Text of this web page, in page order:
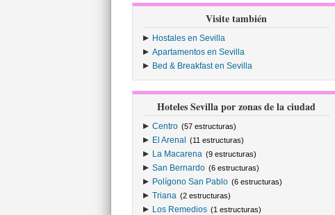
Visite también
Hostales en Sevilla
Apartamentos en Sevilla
Bed & Breakfast en Sevilla
Hoteles Sevilla por zonas de la ciudad
Centro (57 estructuras)
El Arenal (11 estructuras)
La Macarena (9 estructuras)
San Bernardo (6 estructuras)
Polígono San Pablo (6 estructuras)
Triana (2 estructuras)
Los Remedios (1 estructuras)